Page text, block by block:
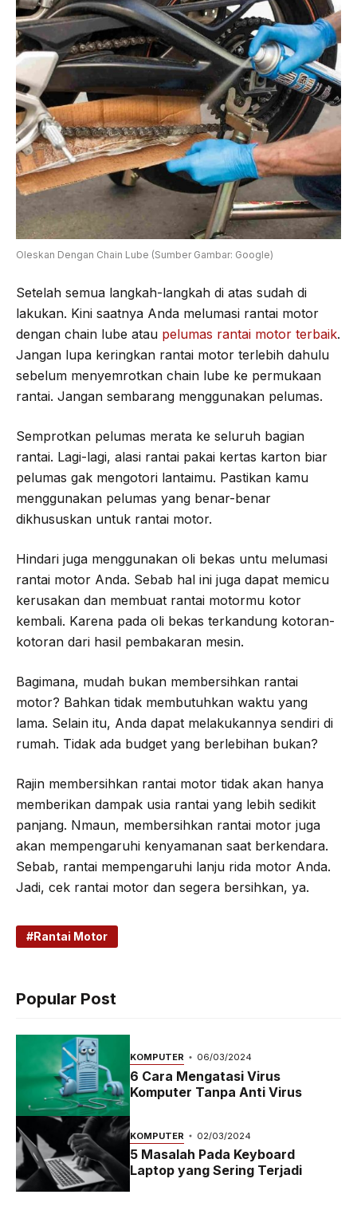
Oleskan Dengan Chain Lube (Sumber Gambar: Google)
Setelah semua langkah-langkah di atas sudah di
lakukan. Kini saatnya Anda melumasi rantai motor
dengan chain lube atau pelumas rantai motor terbaik.
Jangan lupa keringkan rantai motor terlebih dahulu
sebelum menyemrotkan chain lube ke permukaan
rantai. Jangan sembarang menggunakan pelumas.
Semprotkan pelumas merata ke seluruh bagian
rantai. Lagi-lagi, alasi rantai pakai kertas karton biar
pelumas gak mengotori lantaimu. Pastikan kamu
menggunakan pelumas yang benar-benar
dikhususkan untuk rantai motor.
Hindari juga menggunakan oli bekas untu melumasi
rantai motor Anda. Sebab hal ini juga dapat memicu
kerusakan dan membuat rantai motormu kotor
kembali. Karena pada oli bekas terkandung kotoran-
kotoran dari hasil pembakaran mesin.
Bagimana, mudah bukan membersihkan rantai
motor? Bahkan tidak membutuhkan waktu yang
lama. Selain itu, Anda dapat melakukannya sendiri di
rumah. Tidak ada budget yang berlebihan bukan?
Rajin membersihkan rantai motor tidak akan hanya
memberikan dampak usia rantai yang lebih sedikit
panjang. Nmaun, membersihkan rantai motor juga
akan mempengaruhi kenyamanan saat berkendara.
Sebab, rantai mempengaruhi lanju rida motor Anda.
Jadi, cek rantai motor dan segera bersihkan, ya.
Rantai Motor
Popular Post
KOMPUTER 06/03/2024
6 Cara Mengatasi Virus
Komputer Tanpa Anti Virus
KOMPUTER 02/03/2024
5 Masalah Pada Keyboard
Laptop yang Sering Terjadi